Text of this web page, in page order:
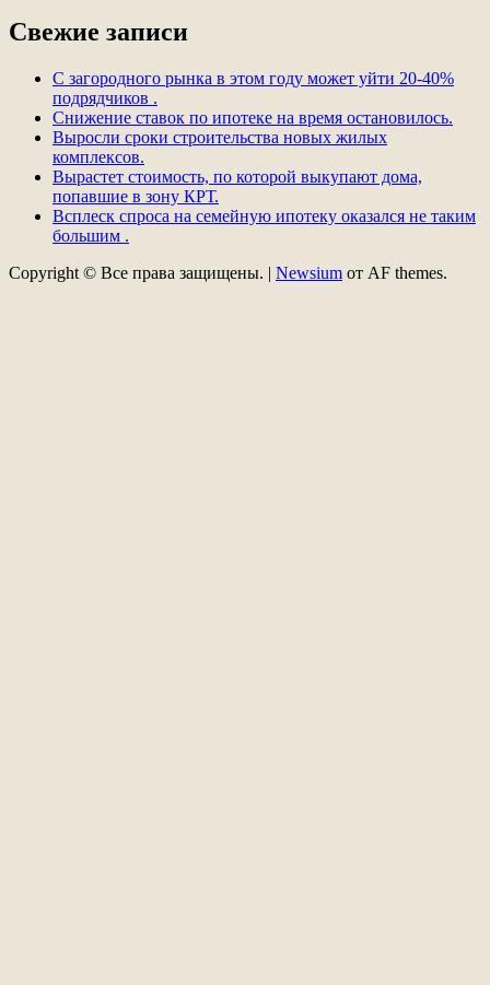
Свежие записи
С загородного рынка в этом году может уйти 20-40%
подрядчиков .
Снижение ставок по ипотеке на время остановилось.
Выросли сроки строительства новых жилых
комплексов.
Вырастет стоимость, по которой выкупают дома,
попавшие в зону КРТ.
Всплеск спроса на семейную ипотеку оказался не таким
большим .
Copyright © Все права защищены. | Newsium от AF themes.